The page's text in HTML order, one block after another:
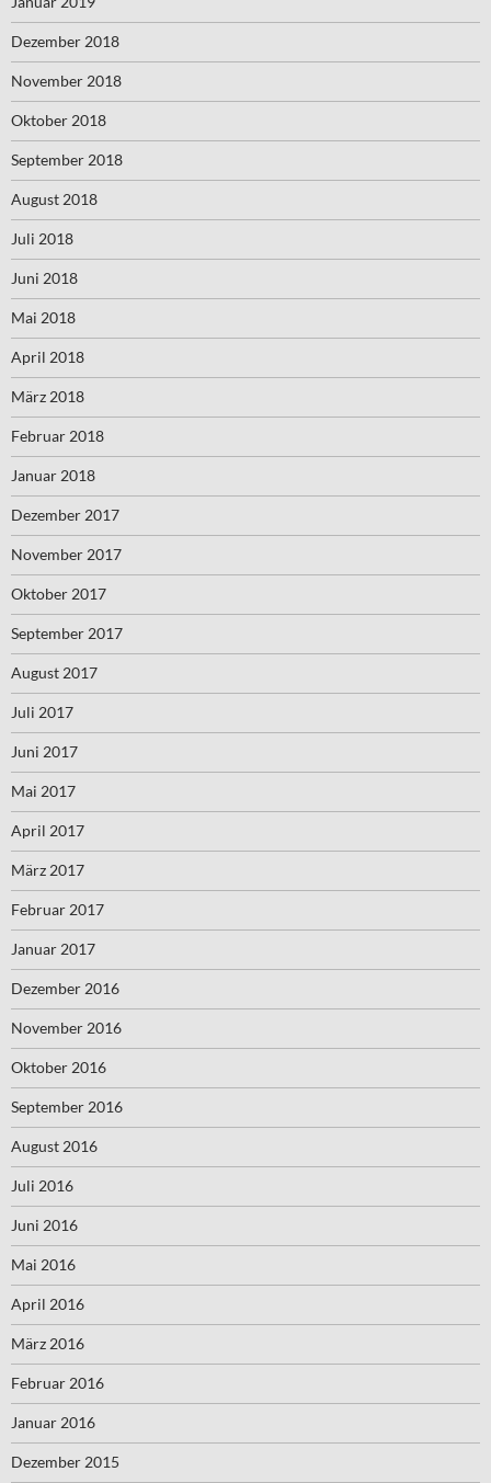
Dezember 2018
November 2018
Oktober 2018
September 2018
August 2018
Juli 2018
Juni 2018
Mai 2018
April 2018
März 2018
Februar 2018
Januar 2018
Dezember 2017
November 2017
Oktober 2017
September 2017
August 2017
Juli 2017
Juni 2017
Mai 2017
April 2017
März 2017
Februar 2017
Januar 2017
Dezember 2016
November 2016
Oktober 2016
September 2016
August 2016
Juli 2016
Juni 2016
Mai 2016
April 2016
März 2016
Februar 2016
Januar 2016
Dezember 2015